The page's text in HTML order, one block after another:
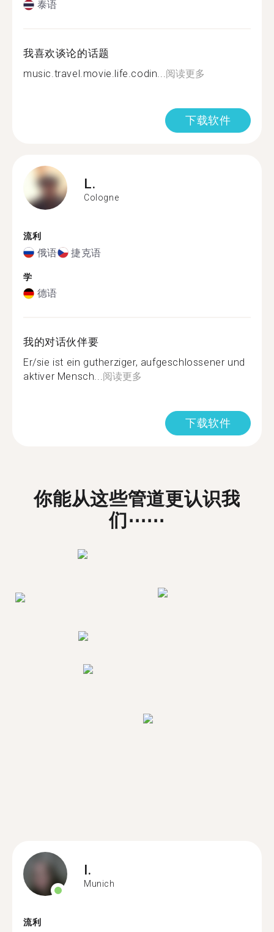
泰语
我喜欢谈论的话题
music.travel.movie.life.codin...阅读更多
下载软件
L.
Cologne
流利
俄语 捷克语
学
德语
我的对话伙伴要
Er/sie ist ein gutherziger, aufgeschlossener und
aktiver Mensch...阅读更多
下载软件
你能从这些管道更认识我
们⋯⋯
I.
Munich
流利